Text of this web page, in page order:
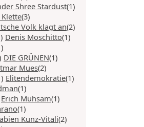
Shree Stardust(1)
(3)
Volk klagt an(2)
Denis Moschitto(1)
DIE GRÜNEN(1)
Mues(2)
Elitendemokratie(1)
(1)
Erich Mühsam(1)
(1)
Kunz-Vitali(2)